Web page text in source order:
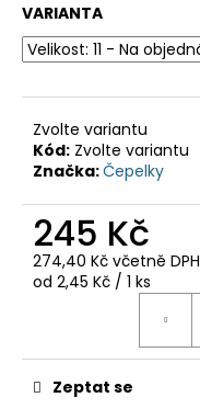
VARIANTA
Zvolte variantu
Kód: Zvolte variantu
Značka:Čepelky
245 Kč
274,40 Kč včetně DPH
Měrná
od 2,45 Kč / 1 ks
Zeptat se
D
o
u
č
u
e
m